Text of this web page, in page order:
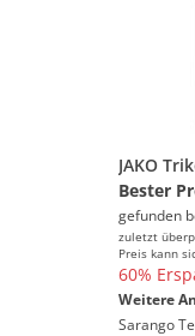
Bester
gefunden
zuletzt
Preis kann
60%
Weitere
Sarango